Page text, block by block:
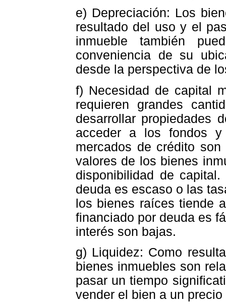
e) Depreciación: Los
resultado del uso y el
inmueble también
conveniencia de su
desde la perspectiva de
f) Necesidad de capital
requieren grandes
desarrollar propiedades
acceder a los fondos
mercados de crédito
valores de los bienes
disponibilidad de
deuda es escaso o las
los bienes raíces tiende
financiado por deuda es
interés son bajas.
g) Liquidez: Como
bienes inmuebles son
pasar un tiempo
vender el bien a un